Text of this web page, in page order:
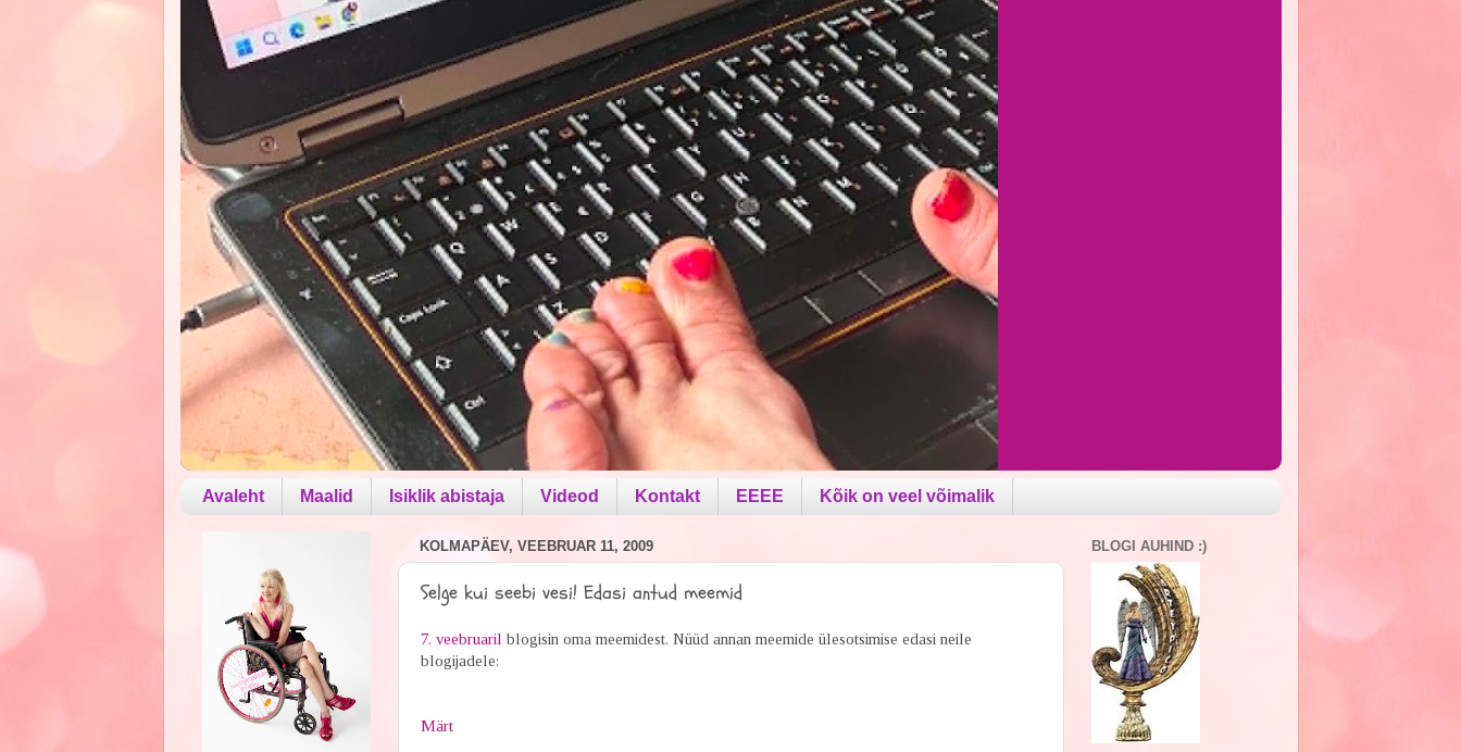
Avaleht Maalid Isiklik abistaja Videod Kontakt EEEE Kõik on veel võimalik
KOLMAPÄEV, VEEBRUAR 11, 2009
Selge kui seebi vesi! Edasi antud meemid
7. veebruaril blogisin oma meemidest. Nüüd annan meemide ülesotsimise edasi neile
blogijadele:
Märt
BLOGI AUHIND :)